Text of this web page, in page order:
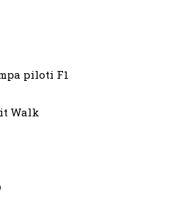
piloti F1
Walk